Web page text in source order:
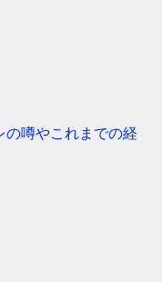
の噂やこれまでの経